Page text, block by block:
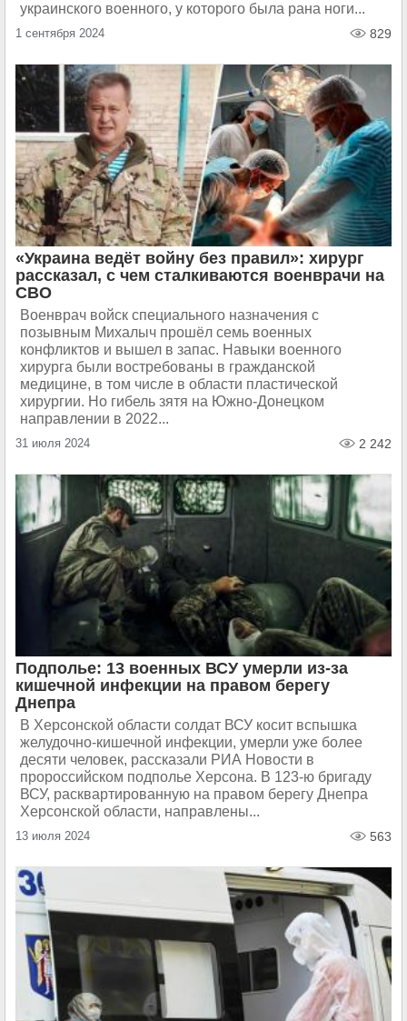
украинского военного, у которого была рана ноги...
1 сентября 2024 829
«Украина ведёт войну без правил»: хирург
рассказал, с чем сталкиваются военврачи на
СВО
Военврач войск специального назначения с
позывным Михалыч прошёл семь военных
конфликтов и вышел в запас. Навыки военного
хирурга были востребованы в гражданской
медицине, в том числе в области пластической
хирургии. Но гибель зятя на Южно-Донецком
направлении в 2022...
31 июля 2024 2 242
Подполье: 13 военных ВСУ умерли из-за
кишечной инфекции на правом берегу
Днепра
В Херсонской области солдат ВСУ косит вспышка
желудочно-кишечной инфекции, умерли уже более
десяти человек, рассказали РИА Новости в
пророссийском подполье Херсона. В 123-ю бригаду
ВСУ, расквартированную на правом берегу Днепра
Херсонской области, направлены...
13 июля 2024 563